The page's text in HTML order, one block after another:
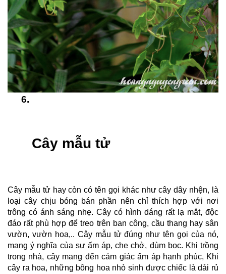
Cây mẫu tử
Cây mẫu tử hay còn có tên gọi khác như cây dây nhện, là
loại cây chịu bóng bán phần nên chỉ thích hợp với nơi
trông có ánh sáng nhẹ. Cây có hình dáng rất lạ mắt, độc
đáo rất phù hợp để treo trên ban công, cầu thang hay sân
vườn, vườn hoa,.. Cây mẫu tử đúng như tên gọi của nó,
mang ý nghĩa của sự ấm áp, che chở, đùm bọc. Khi trồng
trong nhà, cây mang đến cảm giác ấm áp hạnh phúc, Khi
cây ra hoa, những bông hoa nhỏ sinh được chiếc là dải rủ